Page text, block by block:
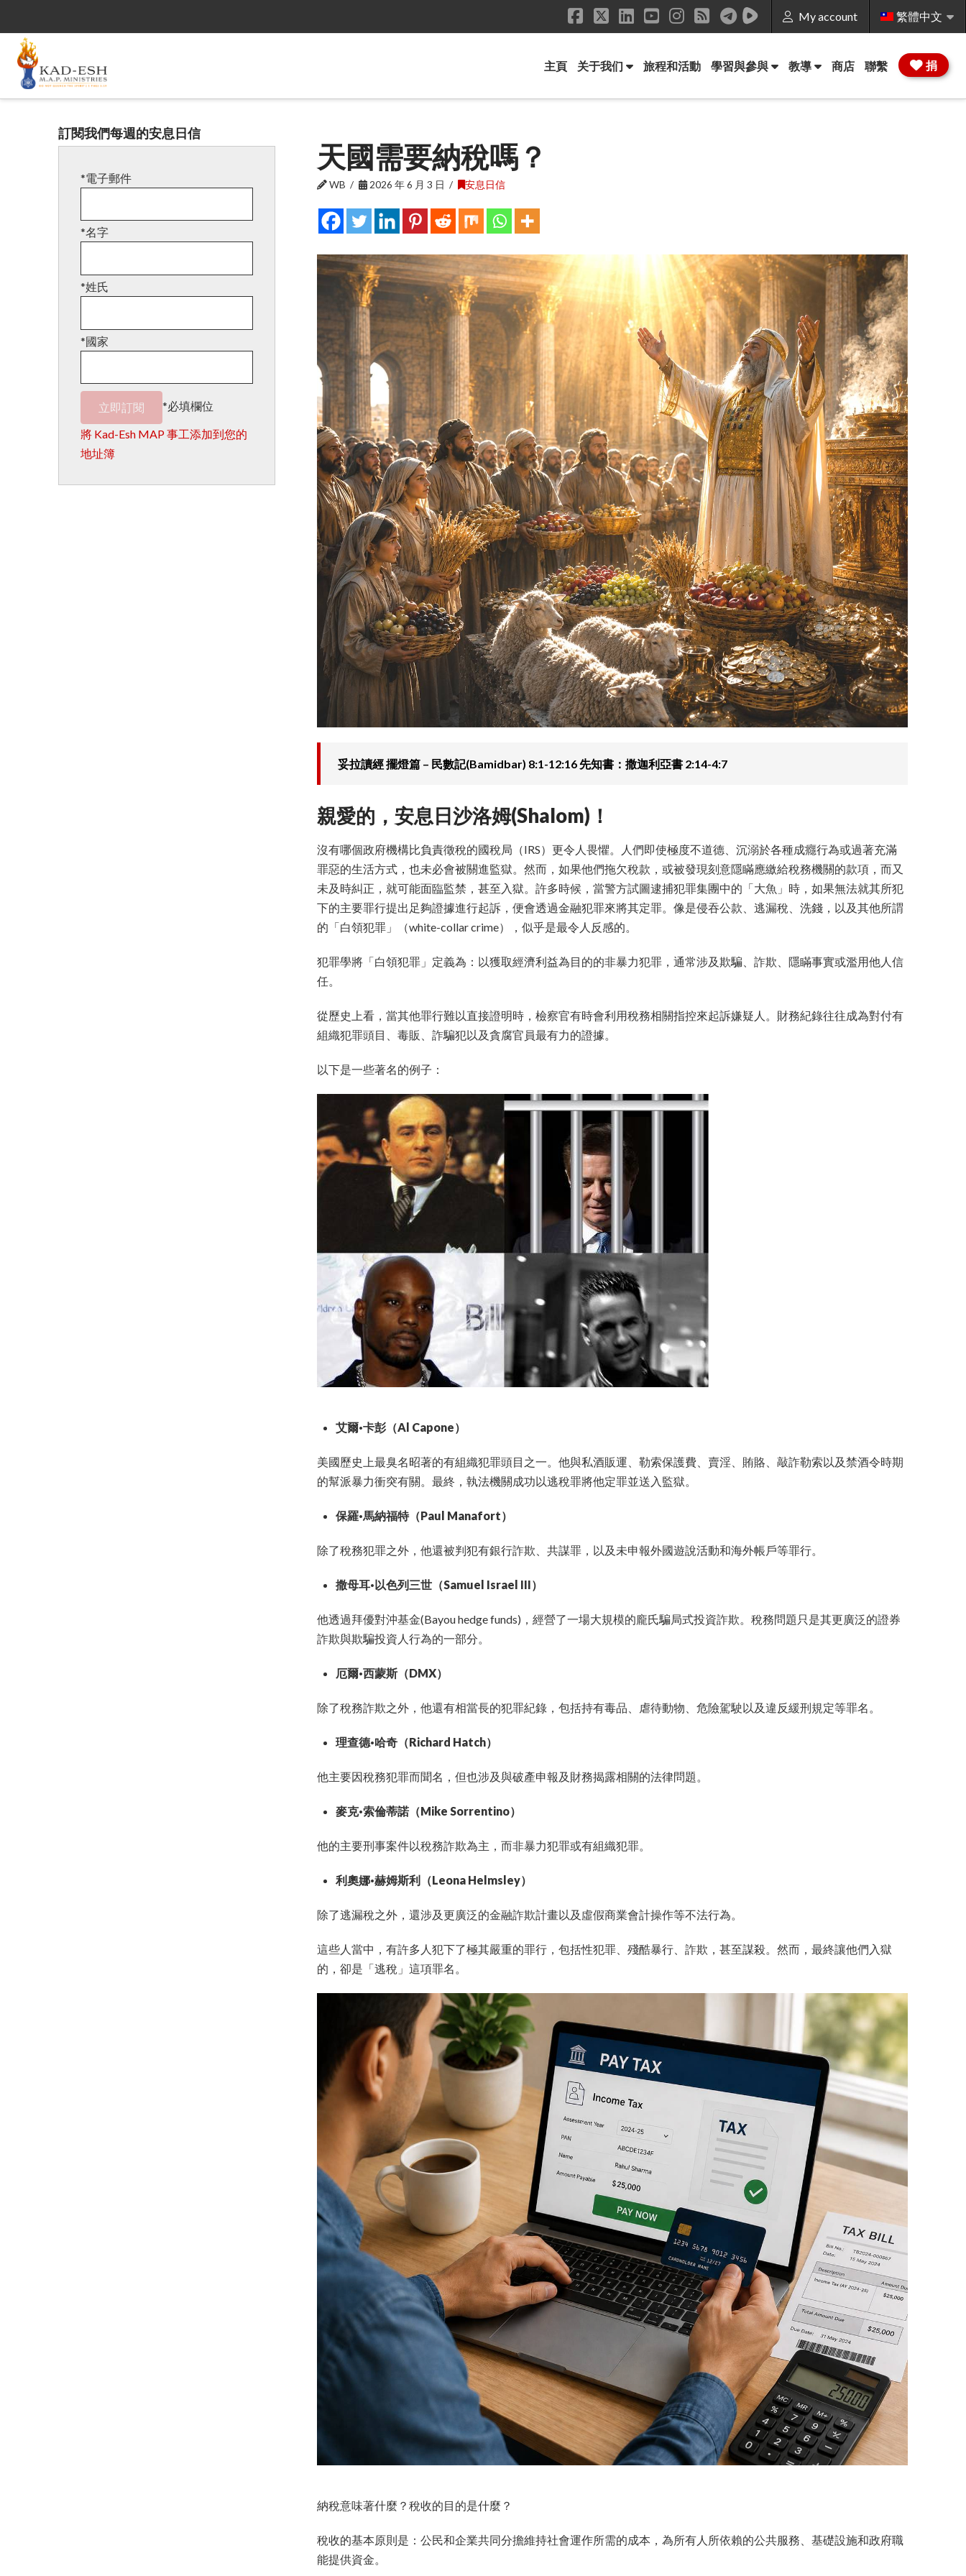
My account 繁體中文
Facebook
X LinkedIn
YouTube
Instagram
RSS
主頁 关于我们 旅程和活動 學習與參與 教導 商店 聯繫 捐
天國需要納稅嗎？
WB 2026 年 6 月 3 日 安息日信
妥拉讀經 擺燈篇 – 民數記(Bamidbar) 8:1-12:16 先知書：撒迦利亞書 2:14-4:7
親愛的，安息日沙洛姆(Shalom)！
沒有哪個政府機構比負責徵稅的國稅局（IRS）更令人畏懼。人們即使極度不道德、沉溺於各種成癮行為或過著充滿
罪惡的生活方式，也未必會被關進監獄。然而，如果他們拖欠稅款，或被發現刻意隱瞞應繳給稅務機關的款項，而又
未及時糾正，就可能面臨監禁，甚至入獄。許多時候，當警方試圖逮捕犯罪集團中的「大魚」時，如果無法就其所犯
下的主要罪行提出足夠證據進行起訴，便會透過金融犯罪來將其定罪。像是侵吞公款、逃漏稅、洗錢，以及其他所謂
的「白領犯罪」（white-collar crime），似乎是最令人反感的。
犯罪學將「白領犯罪」定義為：以獲取經濟利益為目的的非暴力犯罪，通常涉及欺騙、詐欺、隱瞞事實或濫用他人信
任。
從歷史上看，當其他罪行難以直接證明時，檢察官有時會利用稅務相關指控來起訴嫌疑人。財務紀錄往往成為對付有
組織犯罪頭目、毒販、詐騙犯以及貪腐官員最有力的證據。
以下是一些著名的例子：
艾爾·卡彭（Al Capone）
美國歷史上最臭名昭著的有組織犯罪頭目之一。他與私酒販運、勒索保護費、賣淫、賄賂、敲詐勒索以及禁酒令時期
的幫派暴力衝突有關。最終，執法機關成功以逃稅罪將他定罪並送入監獄。
保羅·馬納福特（Paul Manafort）
除了稅務犯罪之外，他還被判犯有銀行詐欺、共謀罪，以及未申報外國遊說活動和海外帳戶等罪行。
撒母耳·以色列三世（Samuel Israel III）
他透過拜優對沖基金(Bayou hedge funds)，經營了一場大規模的龐氏騙局式投資詐欺。稅務問題只是其更廣泛的證券
詐欺與欺騙投資人行為的一部分。
厄爾·西蒙斯（DMX）
除了稅務詐欺之外，他還有相當長的犯罪紀錄，包括持有毒品、虐待動物、危險駕駛以及違反緩刑規定等罪名。
理查德·哈奇（Richard Hatch）
他主要因稅務犯罪而聞名，但也涉及與破產申報及財務揭露相關的法律問題。
麥克·索倫蒂諾（Mike Sorrentino）
他的主要刑事案件以稅務詐欺為主，而非暴力犯罪或有組織犯罪。
利奧娜·赫姆斯利（Leona Helmsley）
除了逃漏稅之外，還涉及更廣泛的金融詐欺計畫以及虛假商業會計操作等不法行為。
這些人當中，有許多人犯下了極其嚴重的罪行，包括性犯罪、殘酷暴行、詐欺，甚至謀殺。然而，最終讓他們入獄
的，卻是「逃稅」這項罪名。
納稅意味著什麼？稅收的目的是什麼？
稅收的基本原則是：公民和企業共同分擔維持社會運作所需的成本，為所有人所依賴的公共服務、基礎設施和政府職
能提供資金。
訂閱我們每週的安息日信
*電子郵件
*名字
*姓氏
*國家
*必填欄位
將 Kad-Esh MAP 事工添加到您的
地址簿